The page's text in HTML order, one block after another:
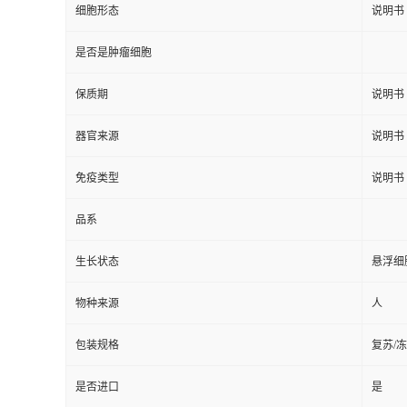
细胞形态 说明书
是否是肿瘤细胞
保质期 说明书
器官来源 说明书
免疫类型 说明书
品系
生长状态 悬浮细
物种来源 人
包装规格 复苏/
是否进口 是